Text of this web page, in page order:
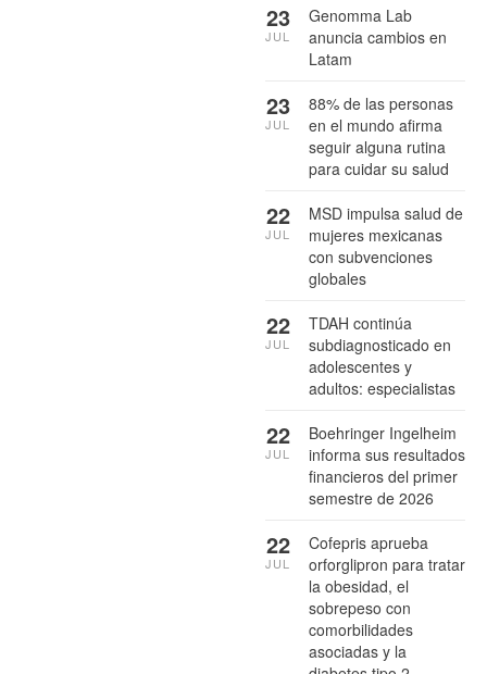
Genomma Lab
anuncia cambios en
Latam
23
JUL
88% de las personas
en el mundo afirma
seguir alguna rutina
para cuidar su salud
23
JUL
MSD impulsa salud de
mujeres mexicanas
con subvenciones
globales
22
JUL
TDAH continúa
subdiagnosticado en
adolescentes y
adultos: especialistas
22
JUL
Boehringer Ingelheim
informa sus resultados
financieros del primer
semestre de 2026
22
JUL
Cofepris aprueba
orforglipron para tratar
la obesidad, el
sobrepeso con
comorbilidades
asociadas y la
22
JUL